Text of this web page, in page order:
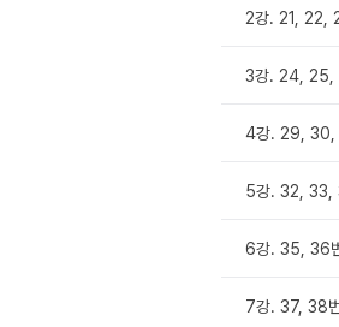
2강. 21, 22,
3강. 24, 25,
4강. 29, 30,
5강. 32, 33,
6강. 35, 36
7강. 37, 38